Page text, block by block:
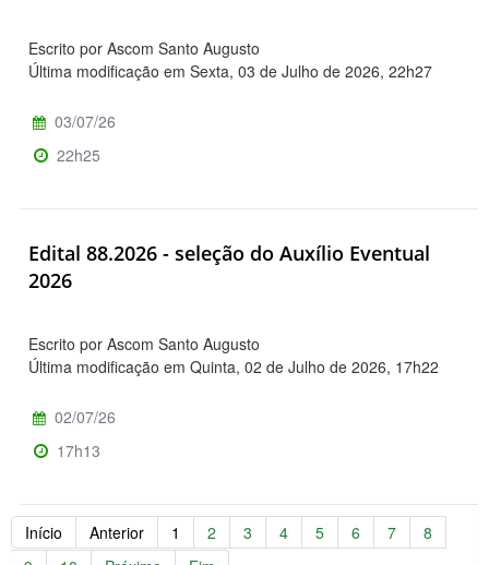
Escrito por Ascom Santo Augusto
Última modificação em Sexta, 03 de Julho de 2026, 22h27
03/07/26
22h25
Edital 88.2026 - seleção do Auxílio Eventual
2026
Escrito por Ascom Santo Augusto
Última modificação em Quinta, 02 de Julho de 2026, 17h22
02/07/26
17h13
Início Anterior 1 2 3 4 5 6 7
8